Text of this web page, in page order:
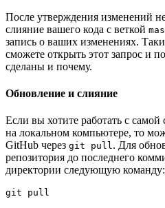
После утверждения изменений
слияние вашего кода с веткой
запись о ваших изменениях.
сможете открыть этот запрос и
сделаны и почему.
Обновление и слияние
Если вы хотите работать с
на локальном компьютере, то
GitHub через git pull. Для
репозитория до последнего
директории следующую команду:
git pull